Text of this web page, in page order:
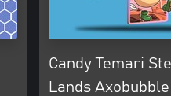
Candy Temari
Lands